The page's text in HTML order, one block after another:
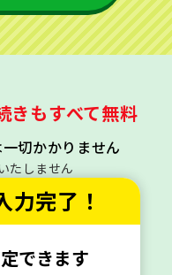
きもすべて無料
切かかりません
たしません
力完了！
できます